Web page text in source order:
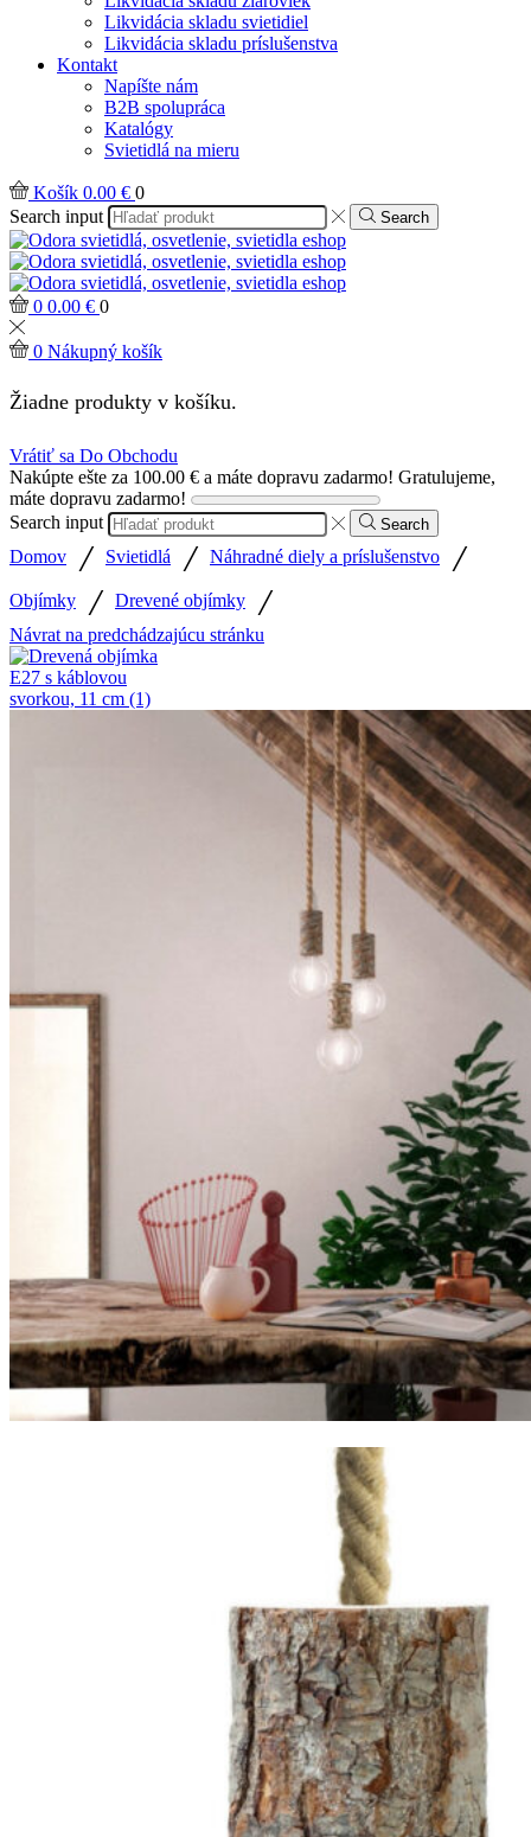
Likvidácia skladu svietidiel
Likvidácia skladu príslušenstva
Kontakt
Napíšte nám
B2B spolupráca
Katalógy
Svietidlá na mieru
Košík 0.00 € 0
Search input
Search
0 0.00 € 0
0 Nákupný košík
Žiadne produkty v košíku.
Vrátiť sa Do Obchodu
Nakúpte ešte za 100.00 € a máte dopravu zadarmo! Gratulujeme,
máte dopravu zadarmo!
Search input
Search
Domov / Svietidlá / Náhradné diely a príslušenstvo /
Objímky / Drevené objímky /
Návrat na predchádzajúcu stránku